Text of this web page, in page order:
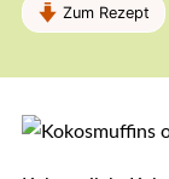
Zum Rezept